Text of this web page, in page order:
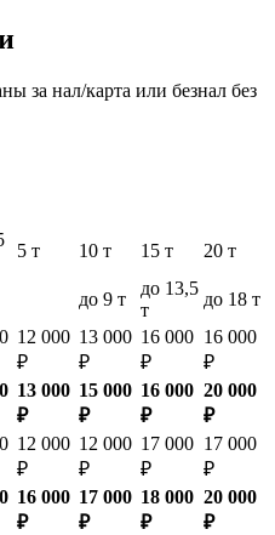
за нал/карта или безнал без
5 т 10 т 15 т 20 т
до 9 т
до 13,5
т
до 18 т
12 000
₽
13 000
₽
16 000
₽
16 000
₽
13 000
₽
15 000
₽
16 000
₽
20 000
₽
12 000
₽
12 000
₽
17 000
₽
17 000
₽
16 000
₽
17 000
₽
18 000
₽
20 000
₽